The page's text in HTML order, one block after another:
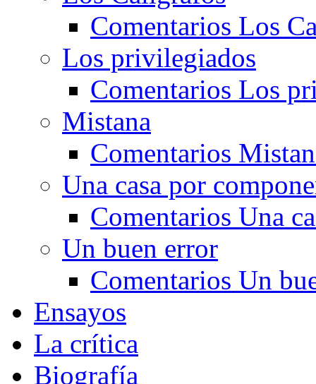
Comentarios Los
Los privilegiados
Comentarios Los
Mistana
Comentarios
Una casa por
Comentarios Una
Un buen error
Comentarios Un
Ensayos
La crítica
Biografía